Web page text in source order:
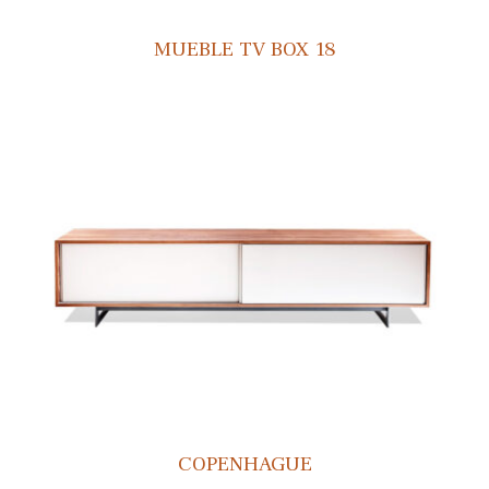
MUEBLE TV BOX 18
COPENHAGUE